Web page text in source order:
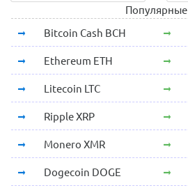
Популярные
Bitcoin Cash BCH
Ethereum ETH
Litecoin LTC
Ripple XRP
Monero XMR
Dogecoin DOGE